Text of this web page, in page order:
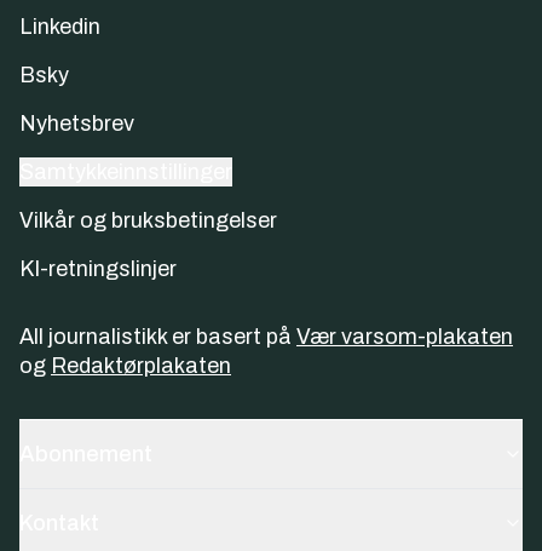
Linkedin
Bsky
Nyhetsbrev
Vilkår og bruksbetingelser
KI-retningslinjer
All journalistikk er basert på Vær varsom-plakaten
og Redaktørplakaten